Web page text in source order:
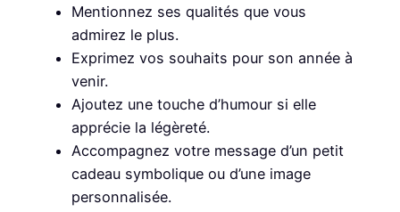
Mentionnez ses qualités que vous
admirez le plus.
Exprimez vos souhaits pour son année à
venir.
Ajoutez une touche d’humour si elle
apprécie la légèreté.
Accompagnez votre message d’un petit
cadeau symbolique ou d’une image
personnalisée.